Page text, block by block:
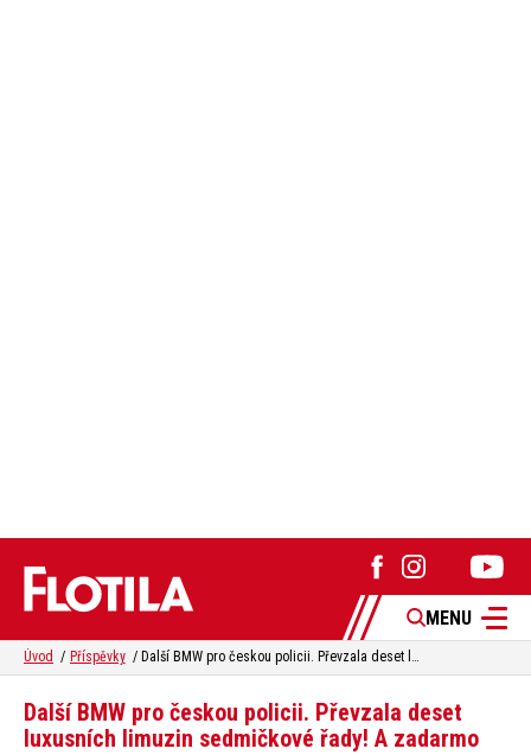
MENU
Úvod Příspěvky Další BMW pro českou policii. Převzala deset luxusních limuzin sedmičkové řady! A zadarmo
Další BMW pro českou policii. Převzala deset
luxusních limuzin sedmičkové řady! A zadarmo